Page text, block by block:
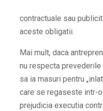
contractuale sau
aceste obligatii.
Mai mult, daca
nu respecta
sa ia masuri pentru
care se regaseste intr-
prejudicia executia